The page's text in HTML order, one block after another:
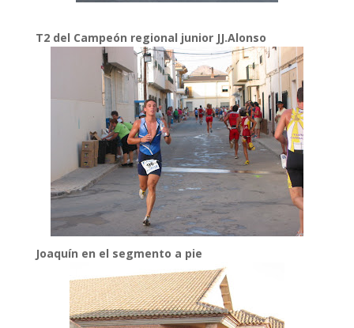
T2 del Campeón regional junior JJ.Alonso
Joaquín en el segmento a pie